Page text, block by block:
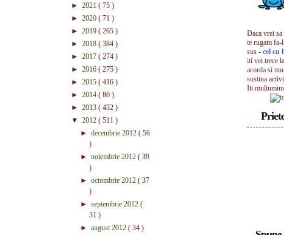
Daca vrei
te rugam fa-
sus - cel cu
iti vei trece
acorda si
sustina
Iti
► 2021 ( 75 )
► 2020 ( 71 )
► 2019 ( 265 )
► 2018 ( 384 )
► 2017 ( 274 )
► 2016 ( 275 )
► 2015 ( 416 )
► 2014 ( 80 )
► 2013 ( 432 )
▼ 2012 ( 511 )
► decembrie 2012 ( 56
)
► noiembrie 2012 ( 39
)
► octombrie 2012 ( 37
)
► septembrie 2012 (
31 )
► august 2012 ( 34 )